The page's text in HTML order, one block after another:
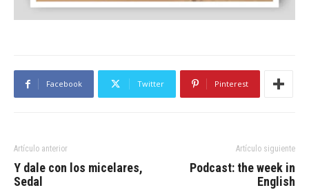
Facebook Twitter Pinterest
Artículo anterior
Y dale con los micelares,
Sedal
Artículo siguiente
Podcast: the week in
English